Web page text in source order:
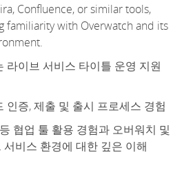
Confluence, or similar tools,
familiarity with Overwatch and its
라이브 서비스 타이틀 운영 지원
인증, 제출 및 출시 프로세스 경험
협업 툴 활용 경험과 오버워치 및
비스 환경에 대한 깊은 이해